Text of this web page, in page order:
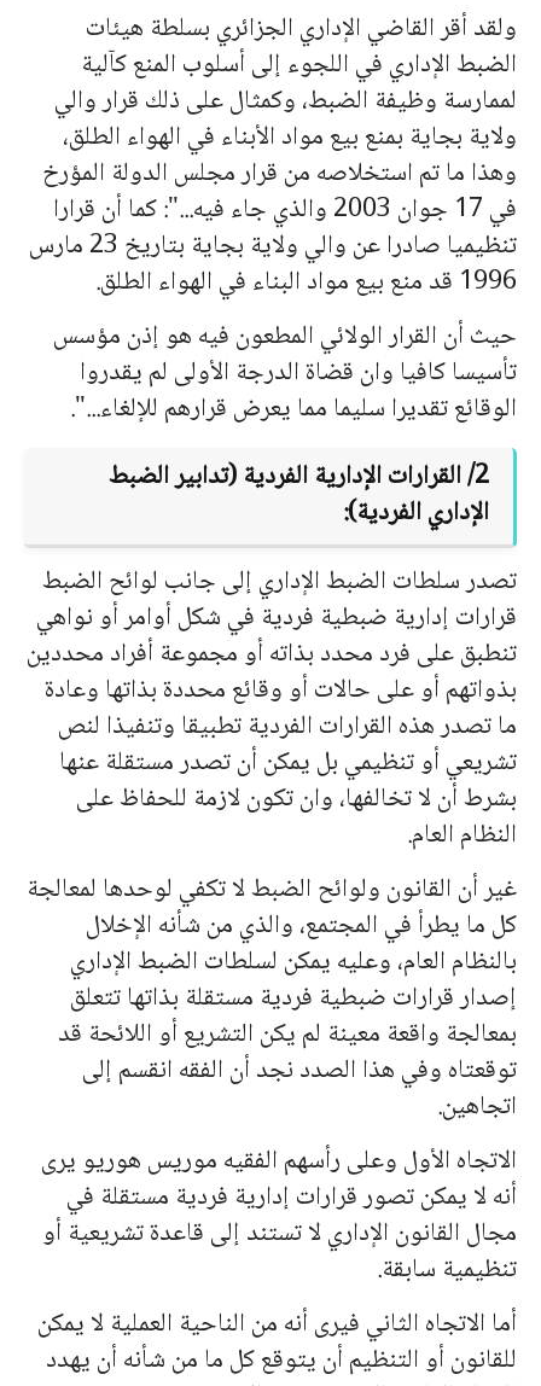
ولقد أقر القاضي الإداري الجزائري بسلطة هيئات
الضبط الإداري في اللجوء إلى أسلوب المنع كآلية
لممارسة وظيفة الضبط، وكمثال على ذلك قرار والي
ولاية بجاية بمنع بيع مواد الأبناء في الهواء الطلق،
وهذا ما تم استخلاصه من قرار مجلس الدولة المؤرخ
في 17 جوان 2003 والذي جاء فيه...": كما أن قرارا
تنظيميا صادرا عن والي ولاية بجاية بتاريخ 23 مارس
1996 قد منع بيع مواد البناء في الهواء الطلق.
حيث أن القرار الولائي المطعون فيه هو إذن مؤسس
تأسيسا كافيا وان قضاة الدرجة الأولى لم يقدروا
الوقائع تقديرا سليما مما يعرض قرارهم للإلغاء...".
2/ القرارات الإدارية الفردية (تدابير الضبط
الإداري الفردية):
تصدر سلطات الضبط الإداري إلى جانب لوائح الضبط
قرارات إدارية ضبطية فردية في شكل أوامر أو نواهي
تنطبق على فرد محدد بذاته أو مجموعة أفراد محددين
بذواتهم أو على حالات أو وقائع محددة بذاتها وعادة
ما تصدر هذه القرارات الفردية تطبيقا وتنفيذا لنص
تشريعي أو تنظيمي بل يمكن أن تصدر مستقلة عنها
بشرط أن لا تخالفها، وان تكون لازمة للحفاظ على
النظام العام.
غير أن القانون ولوائح الضبط لا تكفي لوحدها لمعالجة
كل ما يطرأ في المجتمع، والذي من شأنه الإخلال
بالنظام العام، وعليه يمكن لسلطات الضبط الإداري
إصدار قرارات ضبطية فردية مستقلة بذاتها تتعلق
بمعالجة واقعة معينة لم يكن التشريع أو اللائحة قد
توقعتاه وفي هذا الصدد نجد أن الفقه انقسم إلى
اتجاهين.
الاتجاه الأول وعلى رأسهم الفقيه موريس هوريو يرى
أنه لا يمكن تصور قرارات إدارية فردية مستقلة في
مجال القانون الإداري لا تستند إلى قاعدة تشريعية أو
تنظيمية سابقة.
أما الاتجاه الثاني فيرى أنه من الناحية العملية لا يمكن
للقانون أو التنظيم أن يتوقع كل ما من شأنه أن يهدد